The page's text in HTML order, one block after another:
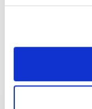
Del: